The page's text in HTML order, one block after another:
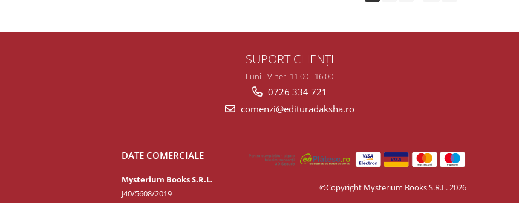
SUPORT CLIENȚI
Luni - Vineri 11:00 - 16:00
0726 334 721
comenzi@edituradaksha.ro
DATE COMERCIALE
Mysterium Books S.R.L.
J40/5608/2019
©Copyright Mysterium Books S.R.L. 2026